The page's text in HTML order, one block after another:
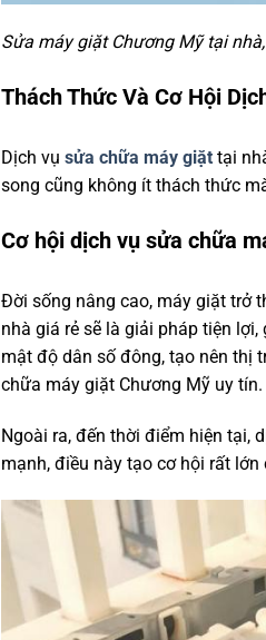
Sửa máy giặt Chương Mỹ tại
Thách Thức Và Cơ Hội
Dịch vụ sửa chữa máy giặt tại
song cũng không ít thách thức
Cơ hội dịch vụ sửa chữa
Đời sống nâng cao, máy giặt trở
nhà giá rẻ sẽ là giải pháp tiện
mật độ dân số đông, tạo nên thị
chữa máy giặt Chương Mỹ uy tín.
Ngoài ra, đến thời điểm hiện tại,
mạnh, điều này tạo cơ hội rất